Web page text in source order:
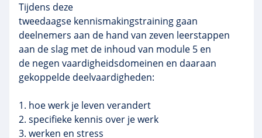
Tijdens deze
tweedaagse kennismakingstraining gaan
deelnemers aan de hand van zeven leerstappen
aan de slag met de inhoud van module 5 en
de negen vaardigheidsdomeinen en daaraan
gekoppelde deelvaardigheden:
1. hoe werk je leven verandert
2. specifieke kennis over je werk
3. werken en stress